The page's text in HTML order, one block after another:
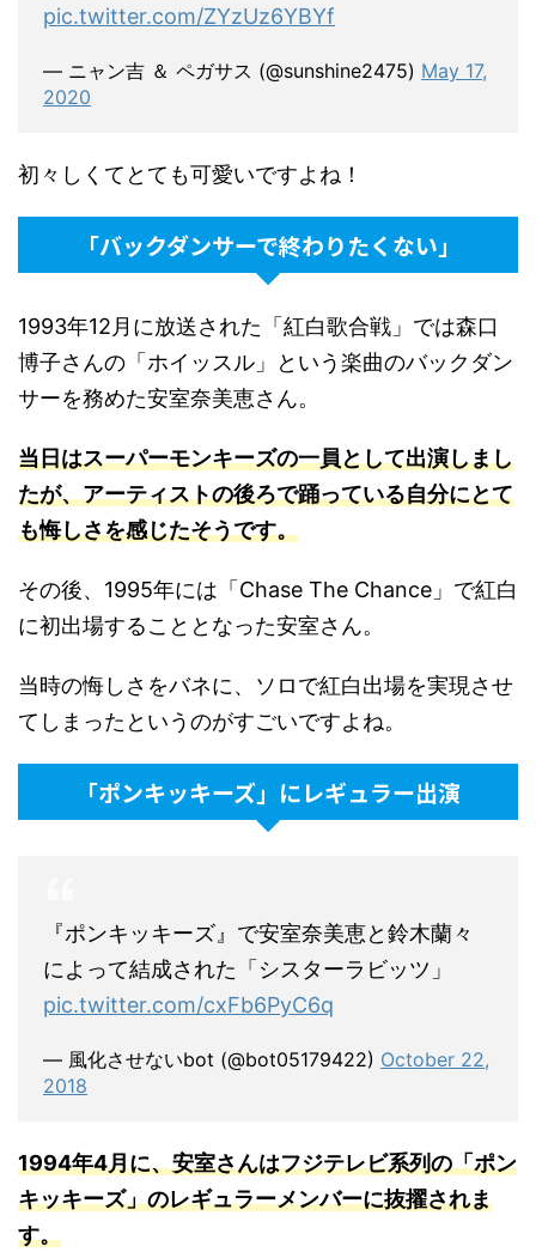
pic.twitter.com/ZYzUz6YBYf
— ニャン吉 ＆ ペガサス (@sunshine2475) May 17,
2020
初々しくてとても可愛いですよね！
「バックダンサーで終わりたくない」
1993年12月に放送された「紅白歌合戦」では森口
博子さんの「ホイッスル」という楽曲のバックダン
サーを務めた安室奈美恵さん。
当日はスーパーモンキーズの一員として出演しまし
たが、アーティストの後ろで踊っている自分にとて
も悔しさを感じたそうです。
その後、1995年には「Chase The Chance」で紅白
に初出場することとなった安室さん。
当時の悔しさをバネに、ソロで紅白出場を実現させ
てしまったというのがすごいですよね。
「ポンキッキーズ」にレギュラー出演
『ポンキッキーズ』で安室奈美恵と鈴木蘭々
によって結成された「シスターラビッツ」
pic.twitter.com/cxFb6PyC6q
— 風化させないbot (@bot05179422) October 22,
2018
1994年4月に、安室さんはフジテレビ系列の「ポン
キッキーズ」のレギュラーメンバーに抜擢されま
す。